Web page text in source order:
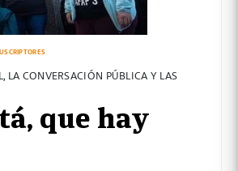
LA CONVERSACIÓN PÚBLICA Y LAS
que hay